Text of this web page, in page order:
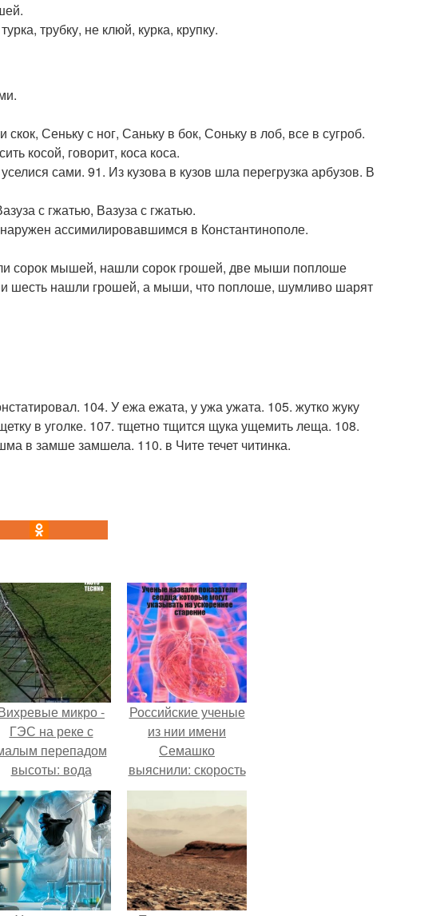
трубку, не клюй, курка, крупку.
Сеньку с ног, Саньку в бок, Соньку в лоб, все в сугроб.
косой, говорит, коса коса.
сами. 91. Из кузова в кузов шла перегрузка арбузов. В
с гжатью, Вазуза с гжатью.
ассимилировавшимся в Константинополе.
сорок мышей, нашли сорок грошей, две мыши поплоше
шесть нашли грошей, а мыши, что поплоше, шумливо шарят
104. У ежа ежата, у ужа ужата. 105. жутко жуку
в уголке. 107. тщетно тщится щука ущемить леща. 108.
в замше замшела. 110. в Чите течет читинка.
микро -
ГЭС на реке с
перепадом
высоты: вода
закручивается в
камере и
вращает
вертикальную
турбину.
Российские ученые
из нии имени
Семашко
выяснили: скорость
старения напрямую
зависит от
состояния сосудов
и работы сердца.